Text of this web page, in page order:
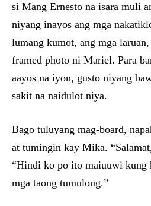
si Mang Ernesto na isara muli
niyang inayos ang mga
lumang kumot, ang mga
framed photo ni Mariel. Para
aayos na iyon, gusto niyang
sakit na naidulot niya.
Bago tuluyang mag-board,
at tumingin kay Mika.
“Hindi ko po ito maiuuwi kung
mga taong tumulong.”